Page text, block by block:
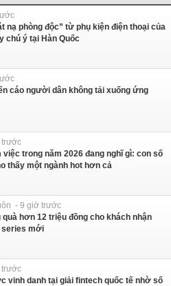
nạ phòng độc” từ phụ kiện điện thoại của
chú ý tại Hàn Quốc
cáo người dân không tải xuống ứng
trước
trong năm 2026 đang nghĩ gì: con số
thấy một ngành hot hơn cả
- 9 giờ trước
quà hơn 12 triệu đồng cho khách nhận
series mới
trước
vinh danh tại giải fintech quốc tế nhờ số